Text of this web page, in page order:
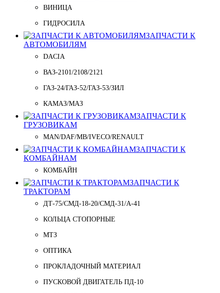
ВИНИЦА
ГИДРОСИЛА
ЗАПЧАСТИ К
АВТОМОБИЛЯМ
DACIA
ВАЗ-2101/2108/2121
ГАЗ-24/ГАЗ-52/ГАЗ-53/ЗИЛ
КАМАЗ/МАЗ
ЗАПЧАСТИ К
ГРУЗОВИКАМ
MAN/DAF/MB/IVECO/RENAULT
ЗАПЧАСТИ К
КОМБАЙНАМ
КОМБАЙН
ЗАПЧАСТИ К
ТРАКТОРАМ
ДТ-75/СМД-18-20/СМД-31/A-41
КОЛЬЦА СТОПОРНЫЕ
МТЗ
ОПТИКА
ПРОКЛАДОЧНЫЙ МАТЕРИАЛ
ПУСКОВОЙ ДВИГАТЕЛЬ ПД-10